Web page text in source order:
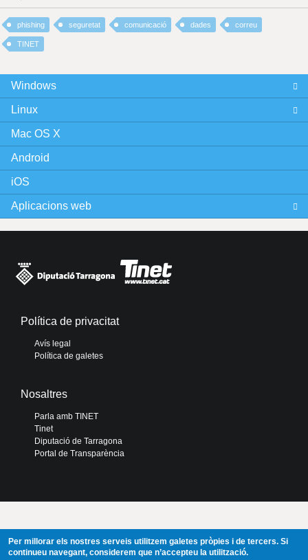
phishing seguretat comunicació dades correu
TINET
Windows
Linux
Mac OS X
Android
iOS
Aplicacions web
Política de privacitat
Avís legal
Política de galetes
Nosaltres
Parla amb TINET
Tinet
Diputació de Tarragona
Portal de Transparència
Per millorar els nostres serveis utilitzem galetes pròpies i de tercers. Si
continueu navegant, considerem que n’accepteu la utilització.